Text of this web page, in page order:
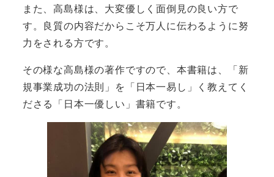
また、高島様は、大変優しく面倒見の良い方で
す。良質の内容だからこそ万人に伝わるように努
力をされる方です。
その様な高島様の著作ですので、本書籍は、「新
規事業成功の法則」を「日本一易し」く教えてく
ださる「日本一優しい」書籍です。